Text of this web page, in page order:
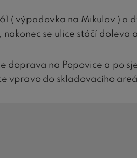
( výpadovka na Mikulov )
se ulice stáčí
doprava na Popovice a po
vpravo do skladovacího